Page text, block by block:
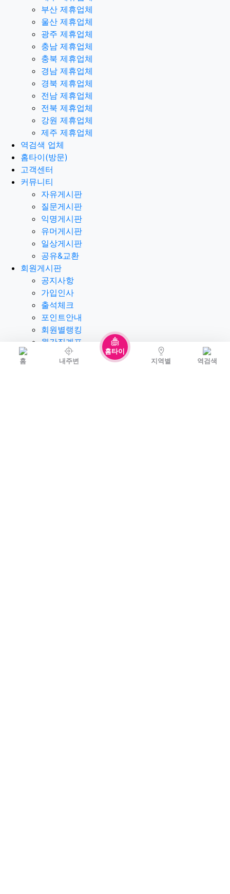
홈 내주변
홈타이
지역별
역검색
부산 제휴업체
울산 제휴업체
광주 제휴업체
충남 제휴업체
충북 제휴업체
경남 제휴업체
경북 제휴업체
전남 제휴업체
전북 제휴업체
강원 제휴업체
제주 제휴업체
역검색 업체
홈타이(방문)
고객센터
커뮤니티
자유게시판
질문게시판
익명게시판
유머게시판
일상게시판
공유&교환
회원게시판
공지사항
가입인사
출석체크
포인트안내
회원별랭킹
월간집계표
제휴안내
제휴안내